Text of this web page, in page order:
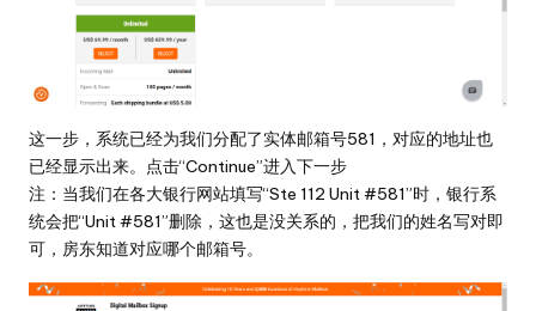
这一步，系统已经为我们分配了实体邮箱号581，对应的地址也
已经显示出来。点击“Continue”进入下一步
注：当我们在各大银行网站填写“Ste 112 Unit #581”时，银行系
统会把“Unit #581”删除，这也是没关系的，把我们的姓名写对即
可，房东知道对应哪个邮箱号。